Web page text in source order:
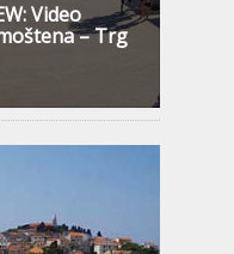
Video
– Trg